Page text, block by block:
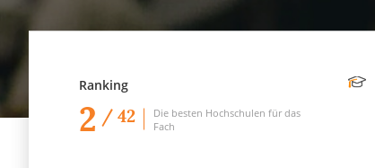
Ranking
2 / 42
Die besten Hochschulen für das
Fach